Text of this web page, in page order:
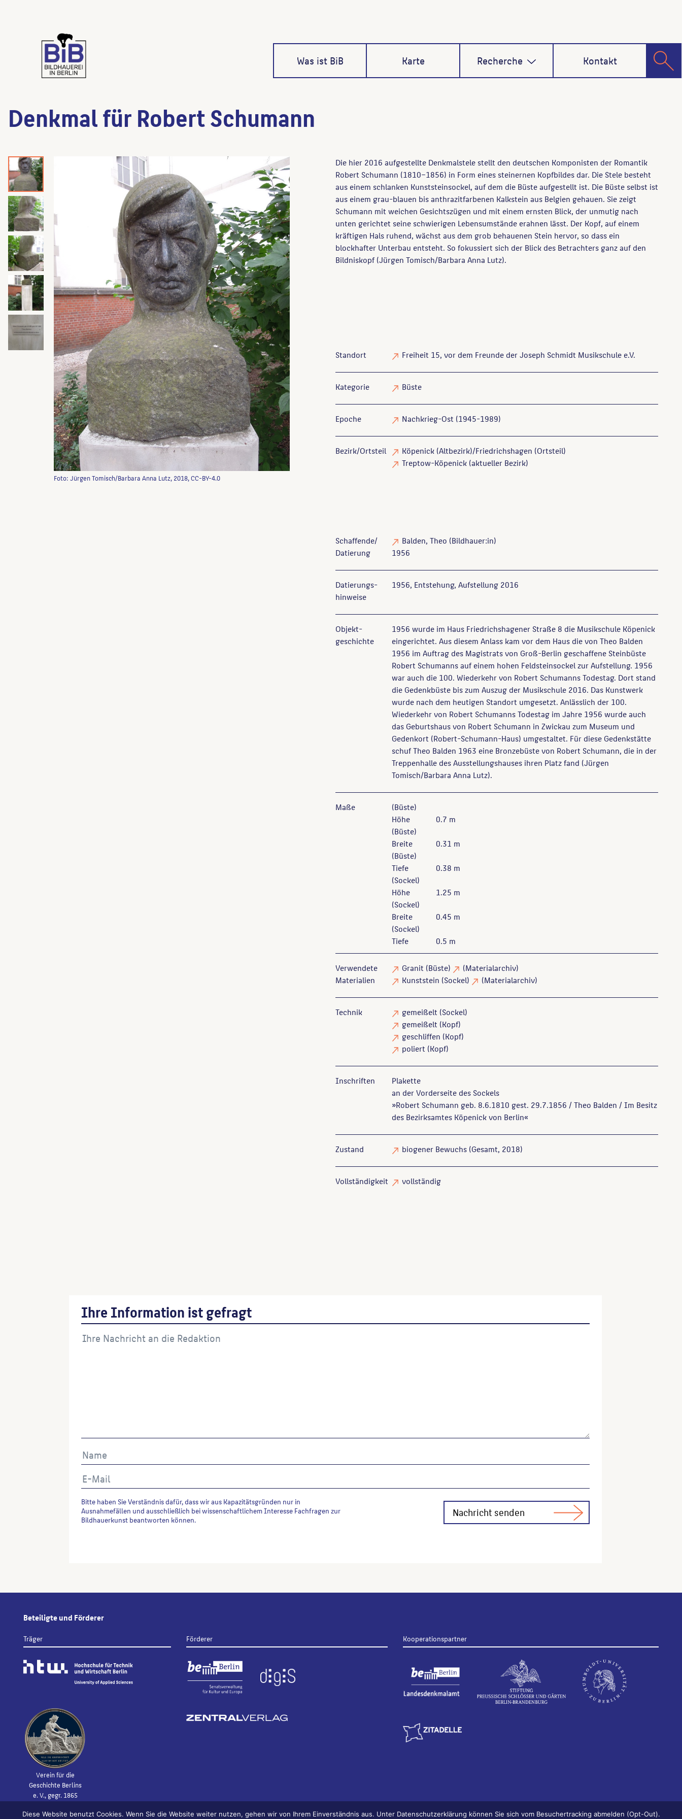
Was ist BiB Karte Recherche Kontakt
Denkmal für Robert Schumann
Foto: Jürgen Tomisch/Barbara Anna Lutz, 2018, CC-BY-4.0
Die hier 2016 aufgestellte Denkmalstele stellt den deutschen Komponisten der Romantik
Robert Schumann (1810–1856) in Form eines steinernen Kopfbildes dar. Die Stele besteht
aus einem schlanken Kunststeinsockel, auf dem die Büste aufgestellt ist. Die Büste selbst ist
aus einem grau-blauen bis anthrazitfarbenen Kalkstein aus Belgien gehauen. Sie zeigt
Schumann mit weichen Gesichtszügen und mit einem ernsten Blick, der unmutig nach
unten gerichtet seine schwierigen Lebensumstände erahnen lässt. Der Kopf, auf einem
kräftigen Hals ruhend, wächst aus dem grob behauenen Stein hervor, so dass ein
blockhafter Unterbau entsteht. So fokussiert sich der Blick des Betrachters ganz auf den
Bildniskopf (Jürgen Tomisch/Barbara Anna Lutz).
Standort Freiheit 15, vor dem Freunde der Joseph Schmidt Musikschule e.V.
Kategorie Büste
Epoche Nachkrieg-Ost (1945-1989)
Bezirk/Ortsteil
Köpenick (Altbezirk)/Friedrichshagen (Ortsteil)
Treptow-Köpenick (aktueller Bezirk)
Schaffende/
Datierung
Balden, Theo (Bildhauer:in)
1956
Datierungs­
hinweise
1956, Entstehung, Aufstellung 2016
Objekt­
geschichte
1956 wurde im Haus Friedrichshagener Straße 8 die Musikschule Köpenick
eingerichtet. Aus diesem Anlass kam vor dem Haus die von Theo Balden
1956 im Auftrag des Magistrats von Groß-Berlin geschaffene Steinbüste
Robert Schumanns auf einem hohen Feldsteinsockel zur Aufstellung. 1956
war auch die 100. Wiederkehr von Robert Schumanns Todestag. Dort stand
die Gedenkbüste bis zum Auszug der Musikschule 2016. Das Kunstwerk
wurde nach dem heutigen Standort umgesetzt. Anlässlich der 100.
Wiederkehr von Robert Schumanns Todestag im Jahre 1956 wurde auch
das Geburtshaus von Robert Schumann in Zwickau zum Museum und
Gedenkort (Robert-Schumann-Haus) umgestaltet. Für diese Gedenkstätte
schuf Theo Balden 1963 eine Bronzebüste von Robert Schumann, die in der
Treppenhalle des Ausstellungshauses ihren Platz fand (Jürgen
Tomisch/Barbara Anna Lutz).
Maße
(Büste)
Höhe
(Büste)
Breite
(Büste)
Tiefe
(Sockel)
Höhe
(Sockel)
Breite
(Sockel)
Tiefe
0.7 m
0.31 m
0.38 m
1.25 m
0.45 m
0.5 m
Verwendete
Materialien
Granit (Büste)
(Materialarchiv)
Kunststein (Sockel) (Materialarchiv)
Technik gemeißelt (Sockel)
gemeißelt (Kopf)
geschliffen (Kopf)
poliert (Kopf)
Inschriften
Plakette
an der Vorderseite des Sockels
»Robert Schumann geb. 8.6.1810 gest. 29.7.1856 / Theo Balden / Im Besitz
des Bezirksamtes Köpenick von Berlin«
Zustand biogener Bewuchs (Gesamt, 2018)
Vollständigkeit vollständig
Hebecker, Susanne: Theo Balden : 1904 - 1995 ; Skulpturen, Erfurt, 2004, S. 47-10.
Ihre Information ist gefragt
Bitte haben Sie Verständnis dafür, dass wir aus Kapazitätsgründen nur in
Ausnahmefällen und ausschließlich bei wissenschaftlichem Interesse Fachfragen zur
Bildhauerkunst beantworten können.
Beteiligte und Förderer
Träger
Verein für die
Geschichte Berlins
e. V., gegr. 1865
Förderer Kooperationspartner
Diese Website benutzt Cookies. Wenn Sie die Website weiter nutzen, gehen wir von Ihrem Einverständnis aus. Unter Datenschutzerklärung können Sie sich vom Besuchertracking abmelden (Opt-Out).